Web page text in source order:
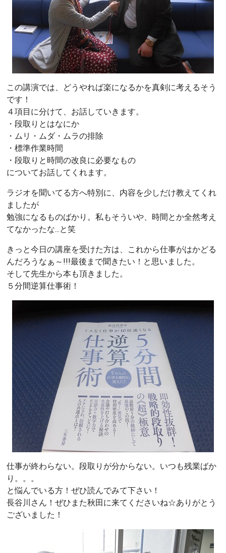
この講演では、どうやれば楽になるかを真剣に考えるそう
です！
４項目に分けて、お話していきます。
・段取りとはなにか
・ムリ・ムダ・ムラの排除
・標準作業時間
・段取りと時間の改良に必要なもの
についてお話してくれます。
ラジオを聞いてる方へ特別に、内容を少しだけ教えてくれ
ましたが
勉強になるものばかり。私もそういや、時間とか全然考え
てなかったな...と笑
きっと今日の講座を受けた方は、これから仕事がはかどる
んだろうなぁ～!!!最後まで聞きたい！と思いました。
そして先生から本も頂きました。
５分間逆算仕事術！
仕事が終わらない。段取りが分からない。いつも残業ばか
り。。。
と悩んでいる方！ぜひ読んでみて下さい！
長谷川さん！ぜひまた秋田に来てくださいね☆ありがとう
ございました！